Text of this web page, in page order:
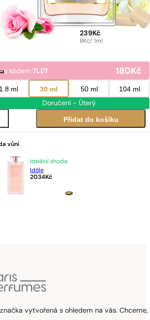
239Kč
8Kč/ 1ml
s kódem7LET 180Kč
1.8 ml 30 ml 50 ml 104 ml
Doručení - Úterý
Přidat do košíku
vůní
Ideální shoda
Idôle
2034Kč
vytvořená s ohledem na vás.